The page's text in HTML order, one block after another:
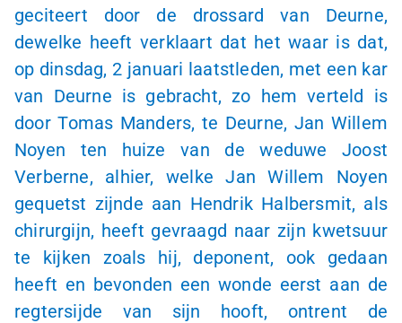
geciteert door de drossard van Deurne,
dewelke heeft verklaart dat het waar is dat,
op dinsdag, 2 januari laatstleden, met een kar
van Deurne is gebracht, zo hem verteld is
door Tomas Manders, te Deurne, Jan Willem
Noyen ten huize van de weduwe Joost
Verberne, alhier, welke Jan Willem Noyen
gequetst zijnde aan Hendrik Halbersmit, als
chirurgijn, heeft gevraagd naar zijn kwetsuur
te kijken zoals hij, deponent, ook gedaan
heeft en bevonden een wonde eerst aan de
regtersijde van sijn hooft, ontrent de